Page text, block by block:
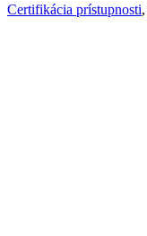
Certifikácia prístupnosti,